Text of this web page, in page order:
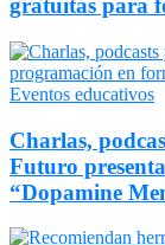
gratuitas para
Eventos educativos
Charlas,
Futuro
“Dopamine